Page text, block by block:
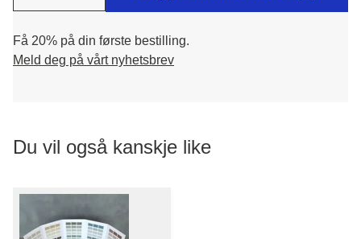
Få 20% på din første bestilling.
Meld deg på vårt nyhetsbrev
Du vil også kanskje like